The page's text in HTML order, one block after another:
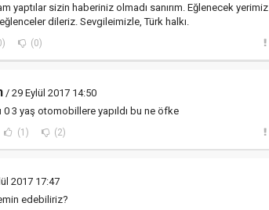
yaptılar sizin haberiniz olmadı sanırım. Eğlenecek yerimiz
dileriz. Sevgileimizle, Türk halkı.
(0)
/ 29 Eylül 2017 14:50
0 3 yaş otomobillere yapıldı bu ne öfke
(1) (2)
2017 17:47
edebiliriz?